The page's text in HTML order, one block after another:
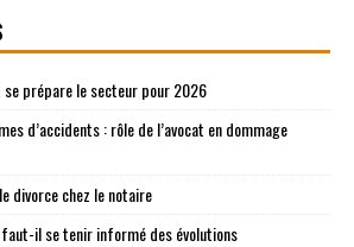
se prépare le secteur pour 2026
d’accidents : rôle de l’avocat en dommage
divorce chez le notaire
faut-il se tenir informé des évolutions